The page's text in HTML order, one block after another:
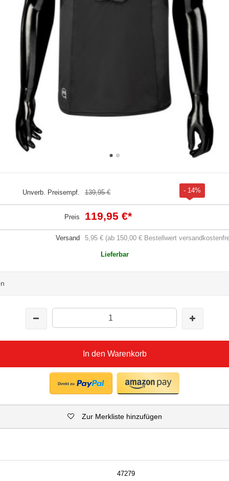
Unverb. Preisempf. 139,95 € - 14%
Preis 119,95 €*
Versand 5,95 € (ab 150,00 € Bestellwert
Lieferbar
In den Warenkorb
Zur Merkliste hinzufügen
47279